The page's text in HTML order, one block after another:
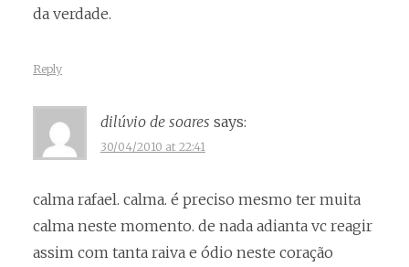
da verdade.
Reply
dilúvio de soares says:
30/04/2010 at 22:41
calma rafael. calma. é preciso mesmo ter muita
calma neste momento. de nada adianta vc reagir
assim com tanta raiva e ódio neste coração